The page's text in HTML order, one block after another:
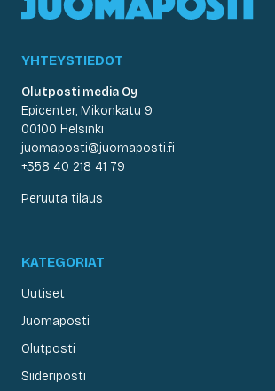
YHTEYSTIEDOT
Olutposti media Oy
Epicenter, Mikonkatu 9
00100 Helsinki
juomaposti@juomaposti.fi
+358 40 218 41 79
Peruuta tilaus
KATEGORIAT
Uutiset
Juomaposti
Olutposti
Siideriposti